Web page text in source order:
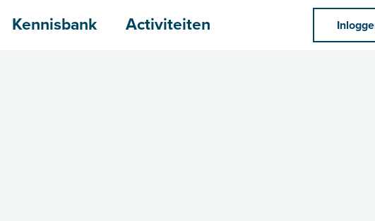
Kennisbank Activiteiten